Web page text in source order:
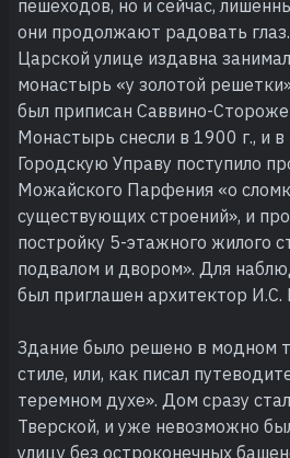
пешеходов, но и сейчас,
они продолжают радовать
Царской улице издавна
монастырь «у золотой
был приписан Саввино-
Монастырь снесли в 1900 г., и
Городскую Управу поступило
Можайского Парфения «о
существующих строений», и
постройку 5-этажного жилого
подвалом и двором». Для
был приглашен архитектор И.С.
Здание было решено в модном
стиле, или, как писал
теремном духе». Дом сразу
Тверской, и уже невозможно
улицу без остроконечных